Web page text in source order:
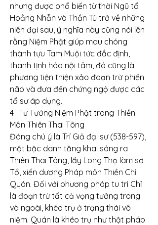
nhưng được phổ biến từ thời Ngũ tổ
Hoằng Nhẫn và Thần Tú trở về những
niên đại sau, ý nghĩa này cũng nói lên
rằng Niệm Phật giúp mau chóng
thành tựu Tam Muội tức đắc định,
thanh tịnh hóa nội tâm, đó cũng là
phương tiện thiện xảo đoạn trừ phiền
não và đưa đến chứng ngộ được các
tổ sư áp dụng.
4- Tư Tưởng Niệm Phật trong Thiền
Môn Thiên Thai Tông
Đáng chú ý là Trí Giả đại sư (538-597),
một bậc danh tăng khai sáng ra
Thiên Thai Tông, lấy Long Thọ làm sơ
Tổ, xiển dương Pháp môn Thiền Chỉ
Quán. Đối với phương pháp tu trì Chỉ
là đoạn trừ tất cả vọng tưởng trong
và ngoài, khéo trụ ở trạng thái vô
niệm. Quán là khéo trụ như thật pháp